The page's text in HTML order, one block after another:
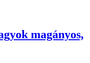
magányos,